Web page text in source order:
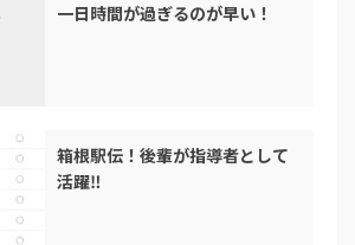
一日時間が過ぎるのが早い！
箱根駅伝！後輩が指導者として
活躍‼︎